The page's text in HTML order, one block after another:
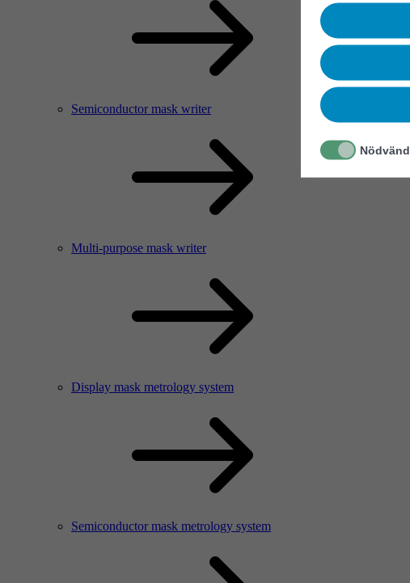
Semiconductor mask writer
Multi-purpose mask writer
Display mask metrology system
Semiconductor mask metrology system